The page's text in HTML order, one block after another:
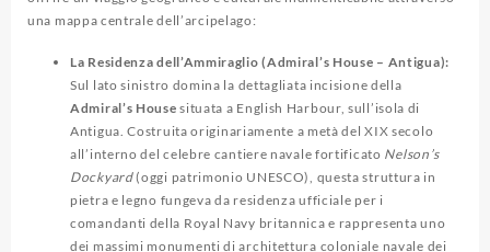
una mappa centrale dell’arcipelago:
La Residenza dell’Ammiraglio (Admiral’s House – Antigua):
Sul lato sinistro domina la dettagliata incisione della
Admiral’s House situata a English Harbour, sull’isola di
Antigua.Costruita originariamente a metà del XIX secolo
all’interno del celebre cantiere navale fortificato Nelson’s
Dockyard(oggi patrimonio UNESCO), questa struttura in
pietra e legno fungeva da residenza ufficiale per i
comandanti della Royal Navy britannica e rappresenta uno
dei massimi monumenti di architettura coloniale navale dei